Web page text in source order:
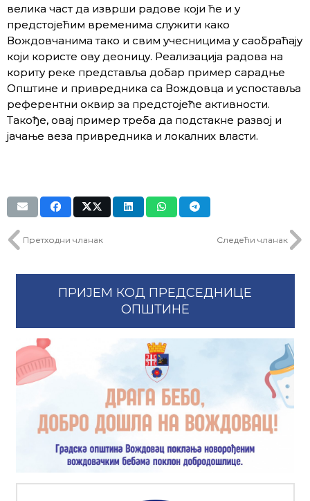
велика част да изврши радове који ће и у
предстојећим временима служити како
Вождовчанима тако и свим учесницима у саобраћају
који користе ову деоницу. Реализација радова на
кориту реке представља добар пример сарадње
Општине и привредника са Вождовца и успоставља
референтни оквир за предстојеће активности.
Такође, овај пример треба да подстакне развој и
јачање веза привредника и локалних власти.
Претходни чланак Следећи чланак
ПРИЈЕМ КОД ПРЕДСЕДНИЦЕ
ОПШТИНЕ